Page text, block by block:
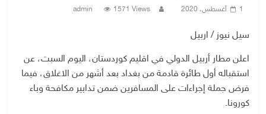
1 أغسطس، 2020 admin 1571 Views
سيل نيوز / اربيل
اعلن مطار أربيل الدولي في اقليم كوردستان، اليوم السبت، عن
استقباله أول طائرة قادمة من بغداد بعد أشهر من الاغلاق، فيما
فرض جملة إجراءات على المسافرين ضمن تدابير مكافحة وباء
كورونا.